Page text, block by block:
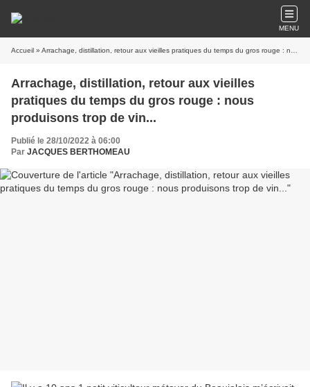
MENU
Accueil » Arrachage, distillation, retour aux vieilles pratiques du temps du gros rouge : nous produisons trop de vin...
Arrachage, distillation, retour aux vieilles
pratiques du temps du gros rouge : nous
produisons trop de vin...
Publié le 28/10/2022 à 06:00
Par JACQUES BERTHOMEAU